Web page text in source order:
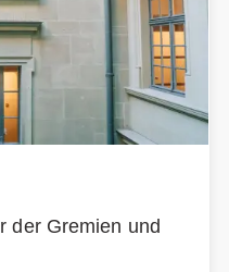
der Gremien und